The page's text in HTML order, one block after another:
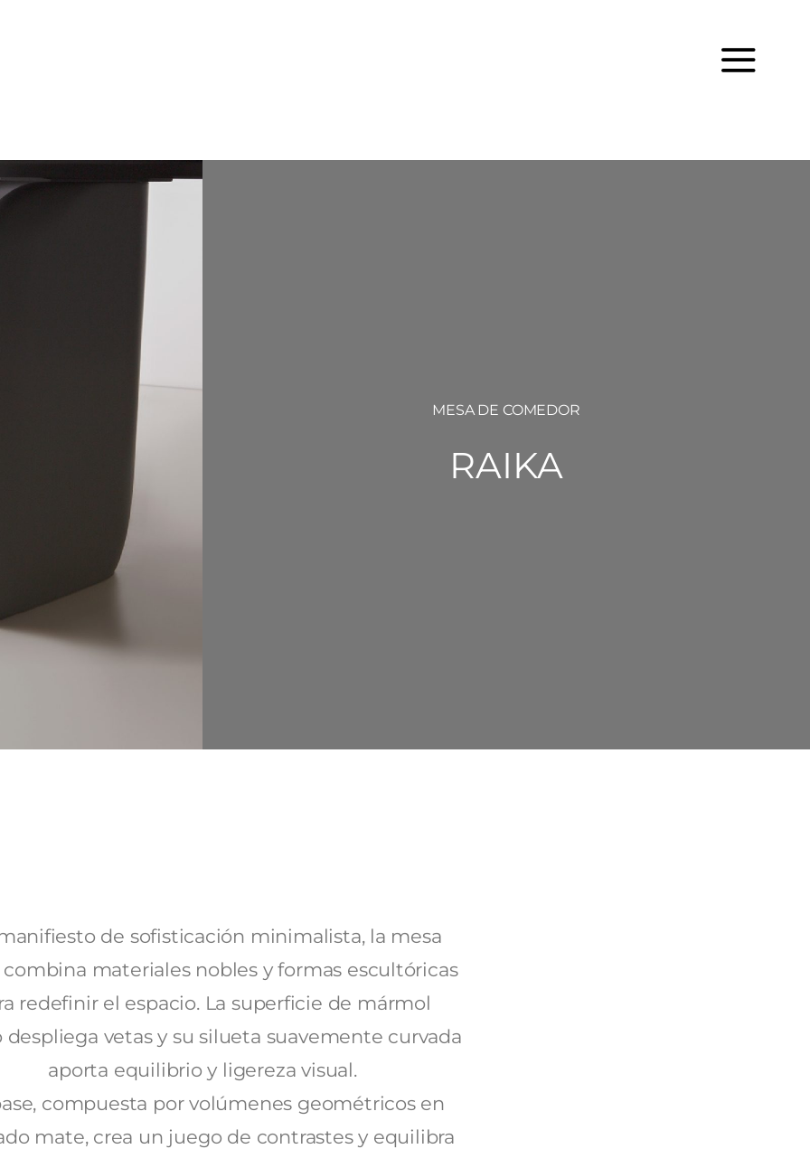
MESA DE COMEDOR
RAIKA
de sofisticación minimalista, la mesa
combina materiales nobles y formas escultóricas
redefinir el espacio. La superficie de mármol
vetas y su silueta suavemente curvada
aporta equilibrio y ligereza visual.
compuesta por volúmenes geométricos en
mate, crea un juego de contrastes y equilibra